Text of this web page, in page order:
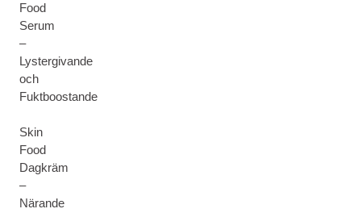
Food
Serum
–
Lystergivande
och
Fuktboostande
Skin
Food
Dagkräm
–
Närande